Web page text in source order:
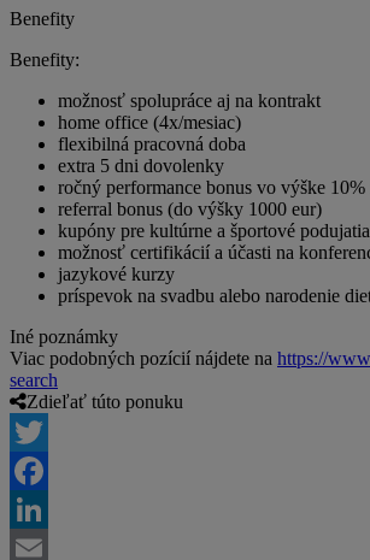
Benefity
Benefity:
možnosť spolupráce aj na kontrakt
home office (4x/mesiac)
flexibilná pracovná doba
extra 5 dni dovolenky
ročný performance bonus vo výške 10%
referral bonus (do výšky 1000 eur)
kupóny pre kultúrne a športové
možnosť certifikácií a účasti na
jazykové kurzy
príspevok na svadbu alebo narodenie
Iné poznámky
Viac podobných pozícií nájdete na https://
search
Zdieľať túto ponuku
Twitter
Facebook
LinkedIn